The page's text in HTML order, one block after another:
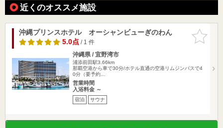
近くのオススメ施設
お気に入
りに追加
沖縄プリンスホテル オーシャンビューぎのわん
5.0点/ 1 件
沖縄県 / 宜野湾市
浦添前田駅3.66km
那覇空港から車で30分/ホテル直通の空港リムジンバスで4
0分（要予約…
営業時間
入浴料金 ～
宿泊 サウナ